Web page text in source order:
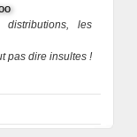
les
pas dire insultes !